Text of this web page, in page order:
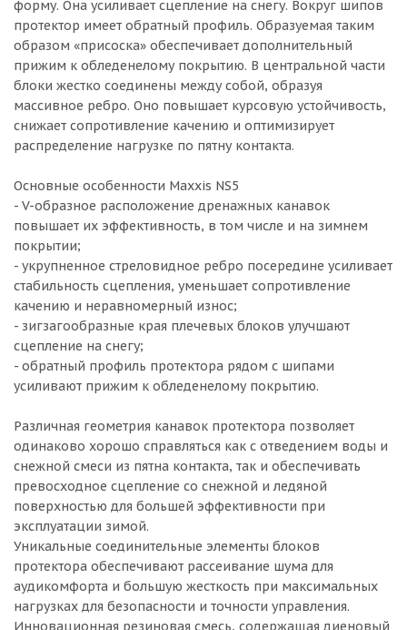
форму. Она усиливает сцепление на снегу. Вокруг шипов
протектор имеет обратный профиль. Образуемая таким
образом «присоска» обеспечивает дополнительный
прижим к обледенелому покрытию. В центральной части
блоки жестко соединены между собой, образуя
массивное ребро. Оно повышает курсовую устойчивость,
снижает сопротивление качению и оптимизирует
распределение нагрузке по пятну контакта.
Основные особенности Maxxis NS5
- V-образное расположение дренажных канавок
повышает их эффективность, в том числе и на зимнем
покрытии;
- укрупненное стреловидное ребро посередине усиливает
стабильность сцепления, уменьшает сопротивление
качению и неравномерный износ;
- зигзагообразные края плечевых блоков улучшают
сцепление на снегу;
- обратный профиль протектора рядом с шипами
усиливают прижим к обледенелому покрытию.
Различная геометрия канавок протектора позволяет
одинаково хорошо справляться как с отведением воды и
снежной смеси из пятна контакта, так и обеспечивать
превосходное сцепление со снежной и ледяной
поверхностью для большей эффективности при
эксплуатации зимой.
Уникальные соединительные элементы блоков
протектора обеспечивают рассеивание шума для
аудикомфорта и большую жесткость при максимальных
нагрузках для безопасности и точности управления.
Инновационная резиновая смесь, содержащая диеновый